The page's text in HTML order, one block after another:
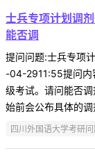
士兵专项计划调
能否调
提问问题:士兵专项
-04-2911:55提问内
级考试。请问能否
始前会公布具体的
四川外国语大学考研